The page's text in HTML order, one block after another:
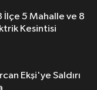
İlçe 5 Mahalle ve 8
Kesintisi
Ekşi'ye Saldırı